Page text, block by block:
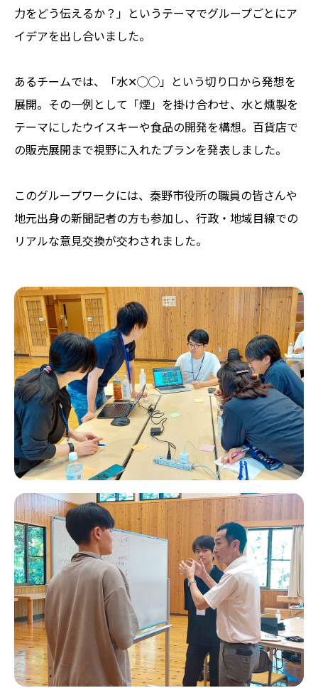
力をどう伝えるか？」というテーマでグループごとにア
イデアを出し合いました。
あるチームでは、「水✕◯◯」という切り口から発想を
展開。その一例として「煙」を掛け合わせ、水と燻製を
テーマにしたウイスキーや食品の開発を構想。百貨店で
の販売展開まで視野に入れたプランを発表しました。
このグループワークには、秦野市役所の職員の皆さんや
地元出身の新聞記者の方も参加し、行政・地域目線での
リアルな意見交換が交わされました。